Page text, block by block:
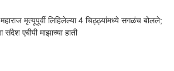
महाराज मृत्यूपूर्वी लिहिलेल्या 4 चिठ्ठ्यांमध्ये सगळंच बोलले;
संदेश एबीपी माझाच्या हाती